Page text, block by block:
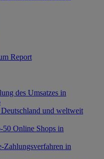
Report
des Umsatzes in
und weltweit
Online Shops in
Zahlungsverfahren in